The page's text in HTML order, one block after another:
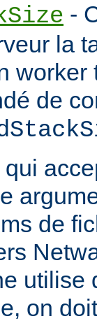
-
la
de
de
utilise
on